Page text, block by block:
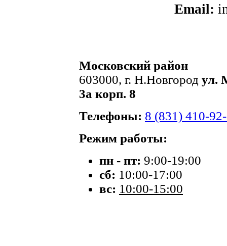
Email:
Московский район
603000, г. Н.Новгород ул.
3а корп. 8
Телефоны: 8 (831) 410-
Режим работы:
пн - пт: 9:00-19:00
сб: 10:00-17:00
вс: 10:00-15:00